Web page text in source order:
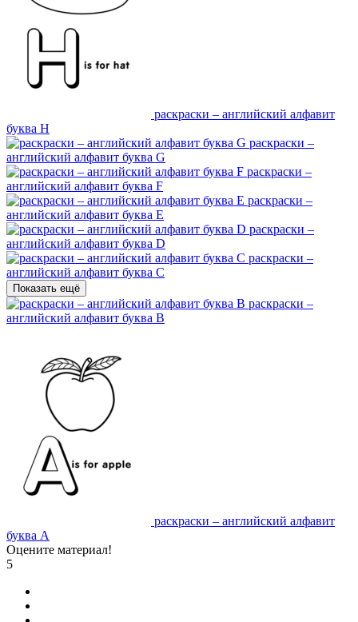
раскраски – английский алфавит
буква H
раскраски –
английский алфавит буква G
раскраски –
английский алфавит буква F
раскраски –
английский алфавит буква E
раскраски –
английский алфавит буква D
раскраски –
английский алфавит буква C
Показать ещё
раскраски –
английский алфавит буква B
раскраски – английский алфавит
буква A
Оцените материал!
5